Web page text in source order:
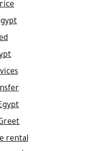
rental